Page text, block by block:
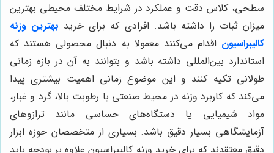
سطحی، کلاس دقت و عملکرد در شرایط مختلف محیطی بهترین
میزان ثبات را داشته باشد. افرادی که برای خرید بهترین وزنه
کالیبراسیون اقدام می‌کنند معمولا به دنبال محصولی هستند که
استاندارد بین‌المللی داشته باشد و بتوانند به آن در بازه زمانی
طولانی تکیه کنند و این موضوع زمانی اهمیت بیشتری پیدا
می‌کند که کاربرد وزنه در محیط صنعتی با رطوبت بالا، گرد‌ و غبار،
مواد شیمیایی یا دستگاه‌های حساسی مانند ترازوهای
آزمایشگاهی بسیار دقیق باشد. بسیاری از متخصصان حوزه ابزار
دقیق معتقدند که برای خرید وزنه کالیبراسیون علاوه بر بودجه باید